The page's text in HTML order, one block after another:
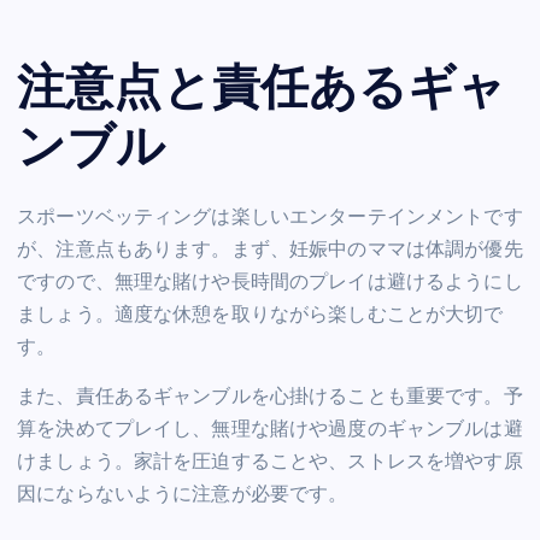
注意点と責任あるギャ
ンブル
スポーツベッティングは楽しいエンターテインメントです
が、注意点もあります。まず、妊娠中のママは体調が優先
ですので、無理な賭けや長時間のプレイは避けるようにし
ましょう。適度な休憩を取りながら楽しむことが大切で
す。
また、責任あるギャンブルを心掛けることも重要です。予
算を決めてプレイし、無理な賭けや過度のギャンブルは避
けましょう。家計を圧迫することや、ストレスを増やす原
因にならないように注意が必要です。